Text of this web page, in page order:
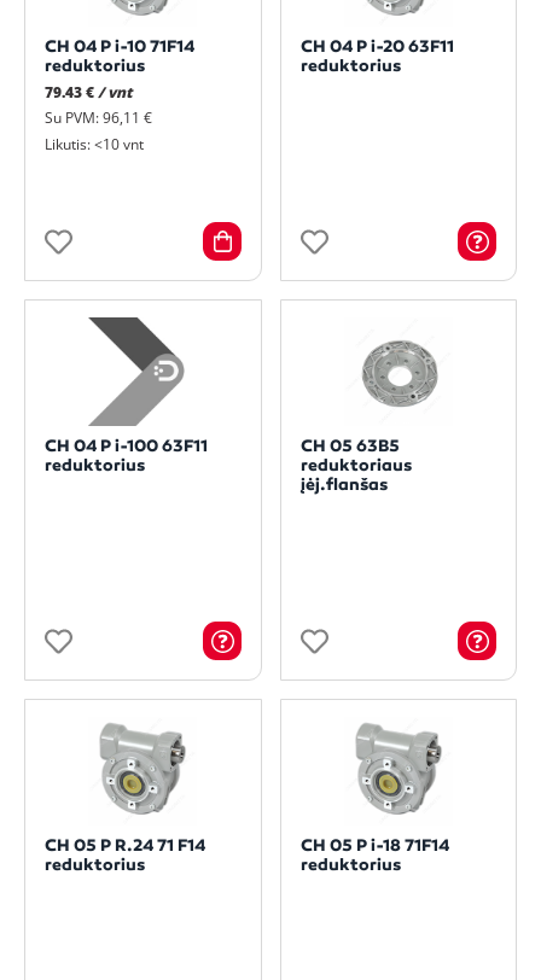
CH 04 P i-10 71F14
reduktorius
79.43 €/ vnt
Su PVM: 96,11 €
Likutis: <10 vnt
CH 04 P i-20 63F11
reduktorius
CH 04 P i-100 63F11
reduktorius
CH 05 63B5
reduktoriaus
įėj.flanšas
CH 05 P R.24 71 F14
reduktorius
CH 05 P i-18 71F14
reduktorius